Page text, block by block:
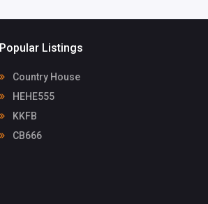
Popular Listings
Country House
HEHE555
KKFB
CB666